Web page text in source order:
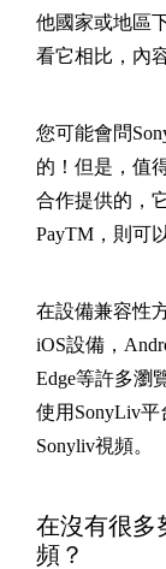
他國家或地區
看它相比，內
您可能會問
的！但是，值
合作提供的，
PayTM，則可
在設備兼容性
iOS設備，
Edge等許多瀏
使用SonyLiv
Sonyliv視頻。
在沒有很多
頻？